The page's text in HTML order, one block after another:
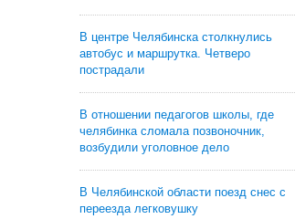
В центре Челябинска столкнулись
автобус и маршрутка. Четверо
пострадали
В отношении педагогов школы, где
челябинка сломала позвоночник,
возбудили уголовное дело
В Челябинской области поезд снес с
переезда легковушку